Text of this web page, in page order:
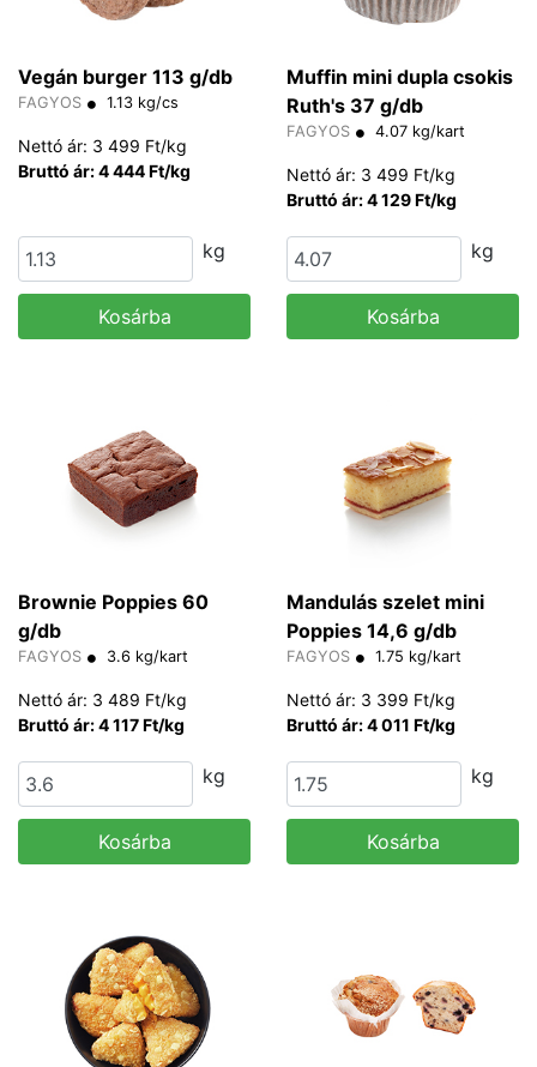
Vegán burger 113 g/db
FAGYOS 1.13 kg/cs
Nettó ár: 3 499 Ft/kg
Bruttó ár: 4 444 Ft/kg
kg
Kosárba
Muffin mini dupla csokis
Ruth's 37 g/db
FAGYOS 4.07 kg/kart
Nettó ár: 3 499 Ft/kg
Bruttó ár: 4 129 Ft/kg
kg
Kosárba
Brownie Poppies 60
g/db
FAGYOS 3.6 kg/kart
Nettó ár: 3 489 Ft/kg
Bruttó ár: 4 117 Ft/kg
kg
Kosárba
Mandulás szelet mini
Poppies 14,6 g/db
FAGYOS 1.75 kg/kart
Nettó ár: 3 399 Ft/kg
Bruttó ár: 4 011 Ft/kg
kg
Kosárba